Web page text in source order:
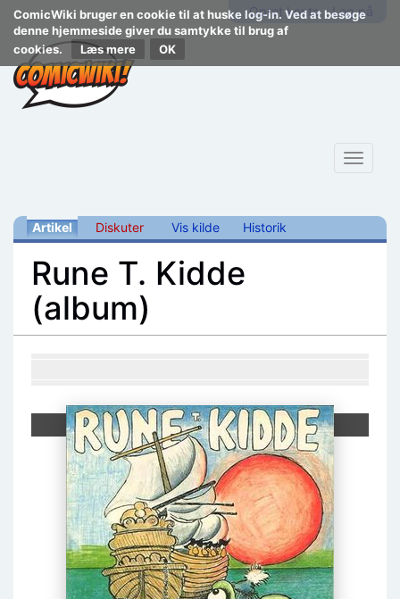
ComicWiki bruger en cookie til at huske log-in. Ved at besøge
denne hjemmeside giver du samtykke til brug af
cookies.
Læs mere
Opret konto Log på
Toggle
Artikel Diskuter Vis kilde Historik
Rune T. Kidde
(album)